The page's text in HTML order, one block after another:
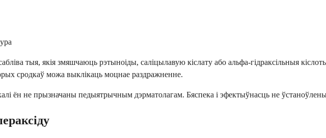
тыя, якія змяшчаюць рэтыноіды, саліцылавую кіслату або альфа-гідраксільныя
сродкаў можа выклікаць моцнае раздражненне.
ён не прызначаны педыятрычным дэрматолагам. Бяспека і эфектыўнасць не